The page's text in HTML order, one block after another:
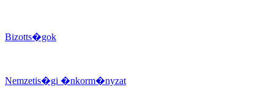
Bizotts�gok
Nemzetis�gi �nkorm�nyzat